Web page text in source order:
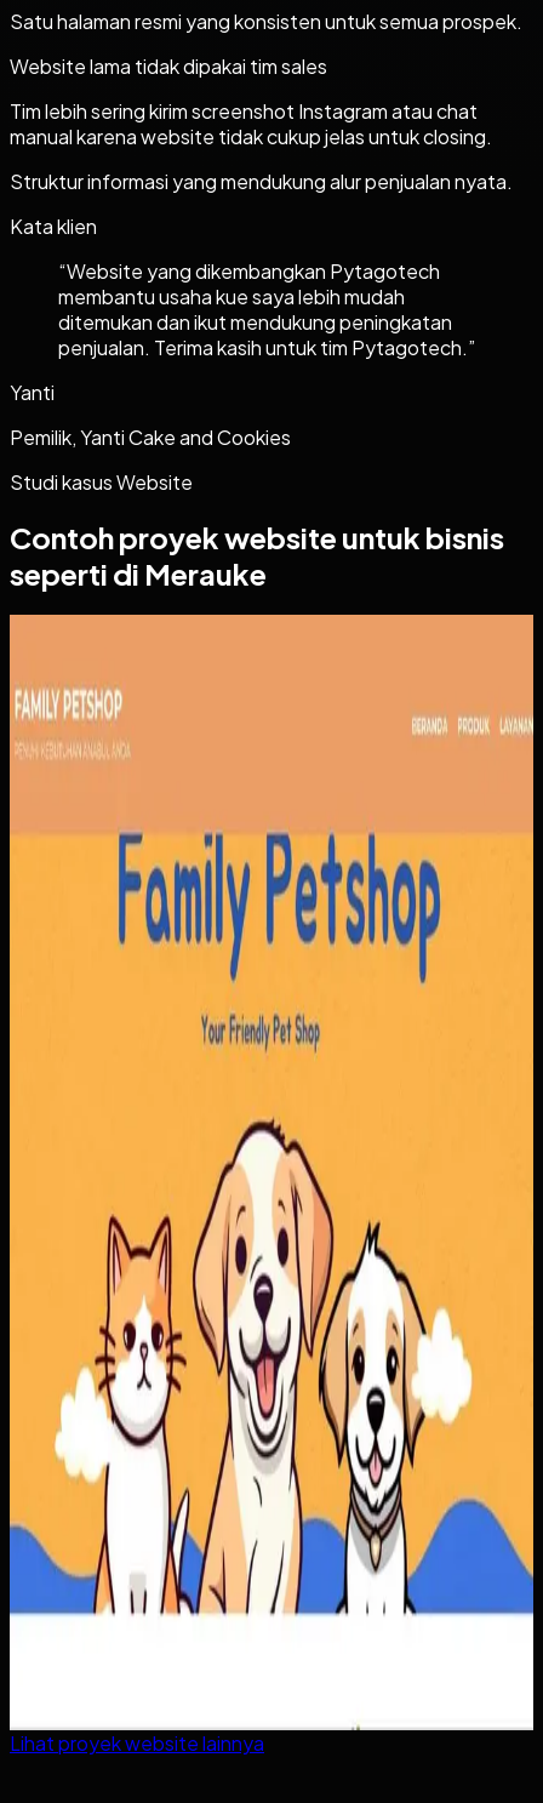
Satu halaman resmi yang konsisten untuk semua prospek.
Website lama tidak dipakai tim sales
Tim lebih sering kirim screenshot Instagram atau chat
manual karena website tidak cukup jelas untuk closing.
Struktur informasi yang mendukung alur penjualan nyata.
Kata klien
“Website yang dikembangkan Pytagotech
membantu usaha kue saya lebih mudah
ditemukan dan ikut mendukung peningkatan
penjualan. Terima kasih untuk tim Pytagotech.”
Yanti
Pemilik, Yanti Cake and Cookies
Studi kasusWebsite
Contoh proyekwebsite untuk bisnis
seperti di Merauke
Family Petshop
Family Petshop
Pendapatan dari penjualan produk dan layanan tercatat
terpisah, sementara reservasi dan jadwal klinik masih rawan
bentrok. Tanpa sistem yang menyatukan pemesanan,
pembayaran, dan antrian, operasional menjadi berat di sisi
admin maupun pelanggan.
Kami membangun alur pemesanan yang menyatukan
produk dan reservasi layanan, lengkap dengan jadwal,
rapi, sementara pelanggan mendapatkan proses
pemesanan yang lebih jelas.
Baca studi kasus lengkap
Lihat proyekwebsitelainnya